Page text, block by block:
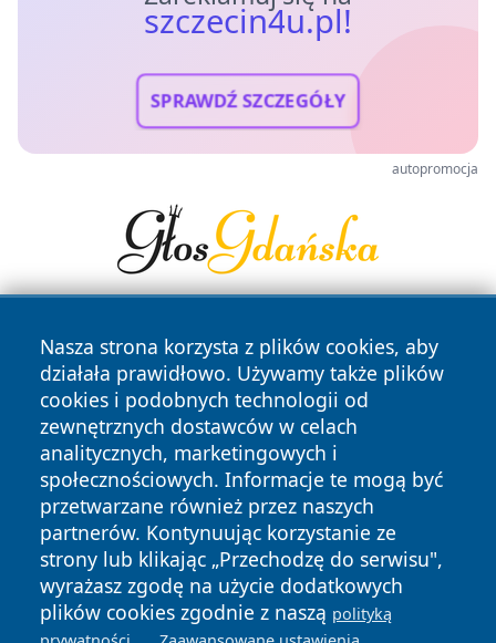
szczecin4u.pl!
SPRAWDŹ SZCZEGÓŁY
autopromocja
Nasza strona korzysta z plików cookies, aby
działała prawidłowo. Używamy także plików
cookies i podobnych technologii od
zewnętrznych dostawców w celach
analitycznych, marketingowych i
społecznościowych. Informacje te mogą być
przetwarzane również przez naszych
partnerów. Kontynuując korzystanie ze
strony lub klikając „Przechodzę do serwisu",
wyrażasz zgodę na użycie dodatkowych
plików cookies zgodnie z naszą polityką
Copyright © 2026 szczecin4u.pl Wszystkie prawa zastrzeżone.
News Autorzy
Polityka
Prywatności
Polityka
Cookies